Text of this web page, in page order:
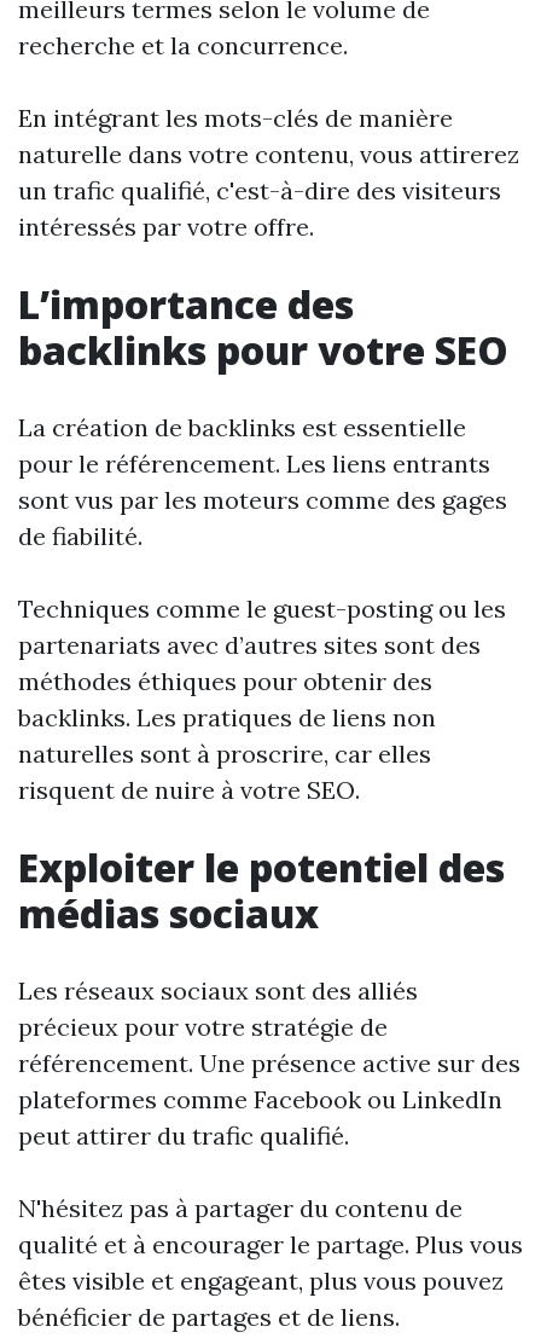
meilleurs termes selon le volume de
recherche et la concurrence.
En intégrant les mots-clés de manière
naturelle dans votre contenu, vous attirerez
un trafic qualifié, c'est-à-dire des visiteurs
intéressés par votre offre.
L’importance des
backlinks pour votre SEO
La création de backlinks est essentielle
pour le référencement. Les liens entrants
sont vus par les moteurs comme des gages
de fiabilité.
Techniques comme le guest-posting ou les
partenariats avec d’autres sites sont des
méthodes éthiques pour obtenir des
backlinks. Les pratiques de liens non
naturelles sont à proscrire, car elles
risquent de nuire à votre SEO.
Exploiter le potentiel des
médias sociaux
Les réseaux sociaux sont des alliés
précieux pour votre stratégie de
référencement. Une présence active sur des
plateformes comme Facebook ou LinkedIn
peut attirer du trafic qualifié.
N'hésitez pas à partager du contenu de
qualité et à encourager le partage. Plus vous
êtes visible et engageant, plus vous pouvez
bénéficier de partages et de liens.